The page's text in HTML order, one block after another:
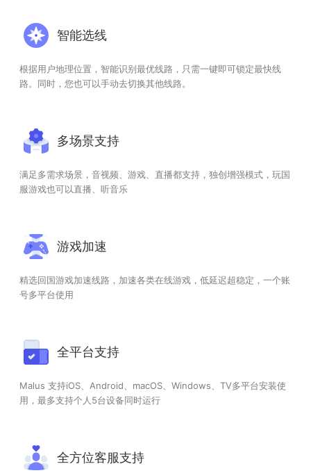
智能选线
根据用户地理位置，智能识别最优线路，只需一键即可锁定最快线
路。同时，您也可以手动去切换其他线路。
多场景支持
满足多需求场景，音视频、游戏、直播都支持，独创增强模式，玩国
服游戏也可以直播、听音乐
游戏加速
精选回国游戏加速线路，加速各类在线游戏，低延迟超稳定，一个账
号多平台使用
全平台支持
Malus 支持iOS、Android、macOS、Windows、TV多平台安装使
用，最多支持个人5台设备同时运行
全方位客服支持